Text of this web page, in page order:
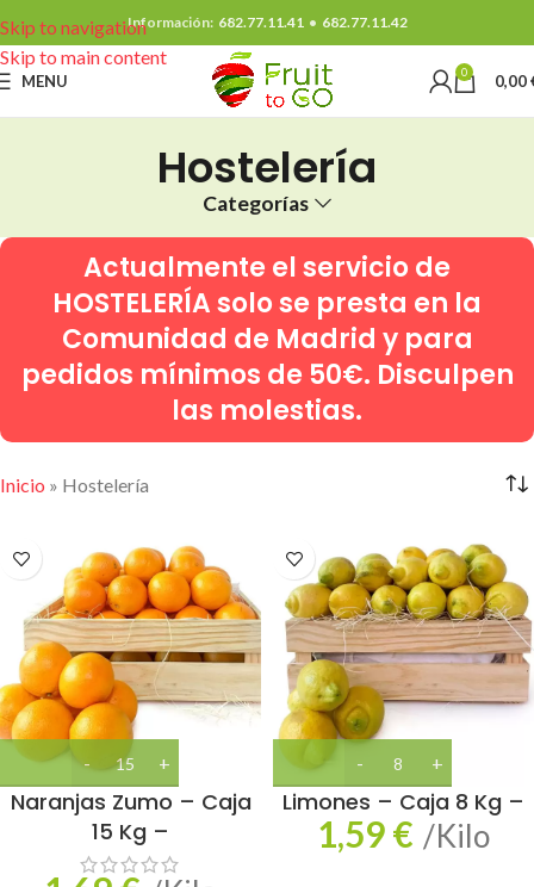
Skip to navigation
Skip to main content
Información: 682.77.11.41• 682.77.11.42
MENU 0 0,00
Hostelería
Categorías
Actualmente el servicio de
HOSTELERÍAsolo se presta en la
Comunidad de Madrid y para
pedidos mínimos de 50€. Disculpen
las molestias.
Inicio » Hostelería
Naranjas Zumo – Caja
15 Kg –
Limones – Caja 8 Kg –
1,59€ /Kilo